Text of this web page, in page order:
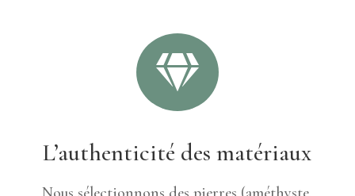

L’authenticité des matériaux